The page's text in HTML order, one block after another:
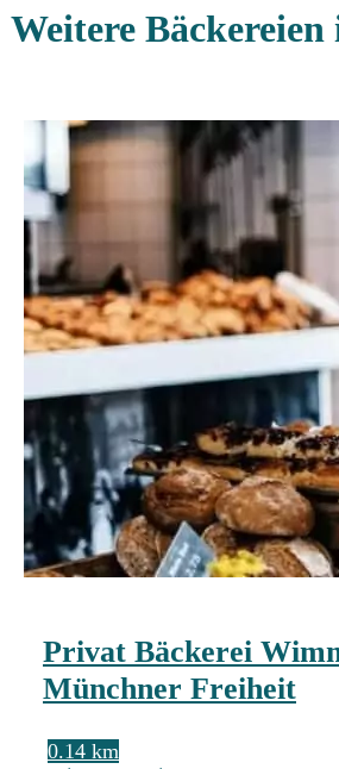
Weitere Bäckereien
Privat Bäckerei
Münchner Freiheit
0.14 km